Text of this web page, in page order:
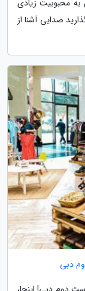
به محبوبیت زیادی
صدایی آشنا از
دبی